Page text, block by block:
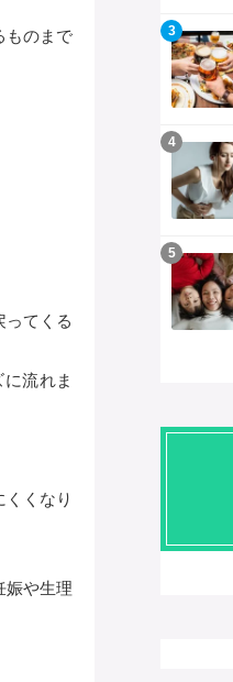
ものまで
ってくる
流れま
くなり
娠や生理
3
4
5